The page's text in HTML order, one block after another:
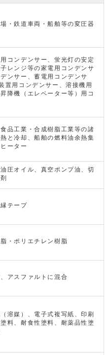
・鉄道車両・船舶等の変圧器
コンデンサー、蛍光灯の安定
レンジ等の家電用コンデンサ
ンサー、蓄電用コンデンサ
置用コンデンサー、溶接機用
降機（エレベーター等）用コ
品工業・合成樹脂工業等の諸
と冷却、船舶の燃料油余熱集
ーター
圧オイル、真空ポンプ油、切
テープ
・ポリエチレン樹脂
アスファルトに混合
溶媒）、電子式複写紙、印刷
料、耐食性塗料、耐薬品性塗